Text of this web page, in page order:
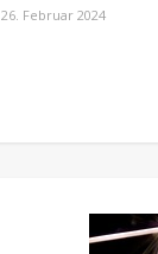
26. Februar 2024